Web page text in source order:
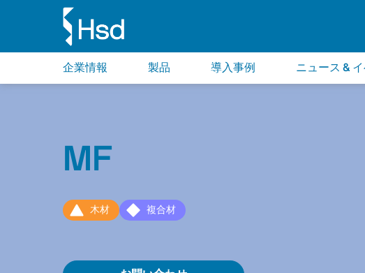
企業情報 製品 導入事例 ニュース & イ
MF
木材 複合材